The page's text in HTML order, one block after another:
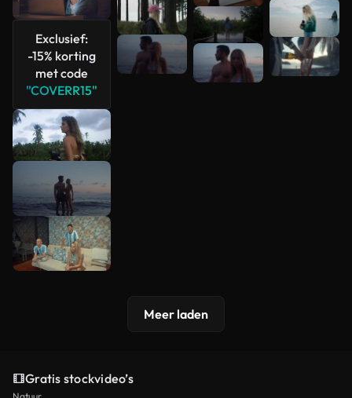
Exclusief:
-15% korting
met code
"COVERR15"
Meer laden
Gratis stockvideo’s